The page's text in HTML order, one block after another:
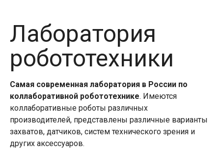
Лаборатория
робототехники
Самая современная лаборатория в России по
коллаборативной робототехнике. Имеются
коллаборативные роботы различных
производителей, представлены различные варианты
захватов, датчиков, систем технического зрения и
других аксессуаров.